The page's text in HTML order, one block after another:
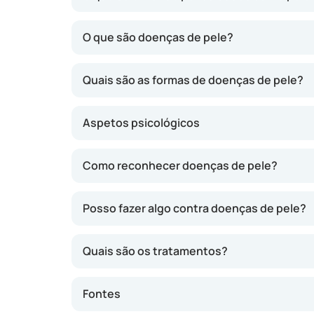
Os cuidados com a pele consistem na
saudável, existe uma vasta gama de
cuidados com a pele, aos quais a pele com
O que são doenças de pele?
Quais são as formas de doenças de pele?
Aspetos psicológicos
Como reconhecer doenças de pele?
Posso fazer algo contra doenças de pele?
Quais são os tratamentos?
Fontes